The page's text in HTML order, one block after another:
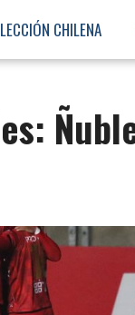
CHILENA